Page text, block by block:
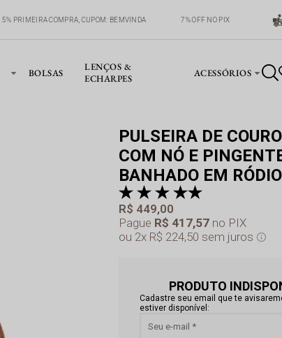
5% PRIMEIRA COMPRA, CUPOM: BEMVINDA 7% OFF NO PIX
BOLSAS
LENÇOS &
ECHARPES
ACESSÓRIOS
PULSEIRA DE
COM NÓ E
BANHADO EM RÓDIO
Pague R$ 417,57 no PIX
R$ 449,00
2x R$ 224,50 sem juros
PRODUTO
Cadastre seu email que te
estiver disponível: